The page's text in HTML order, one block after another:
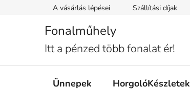
A vásárlás lépései Szállítási díjak
Fonalműhely
Itt a pénzed több fonalat ér!
Ünnepek HorgolóKészletek